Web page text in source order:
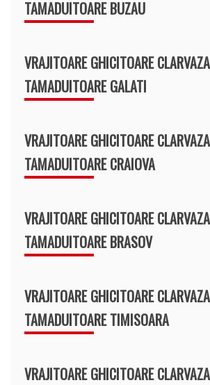
TAMADUITOARE BUZAU
VRAJITOARE GHICITOARE
TAMADUITOARE GALATI
VRAJITOARE GHICITOARE
TAMADUITOARE CRAIOVA
VRAJITOARE GHICITOARE
TAMADUITOARE BRASOV
VRAJITOARE GHICITOARE
TAMADUITOARE TIMISOARA
VRAJITOARE GHICITOARE